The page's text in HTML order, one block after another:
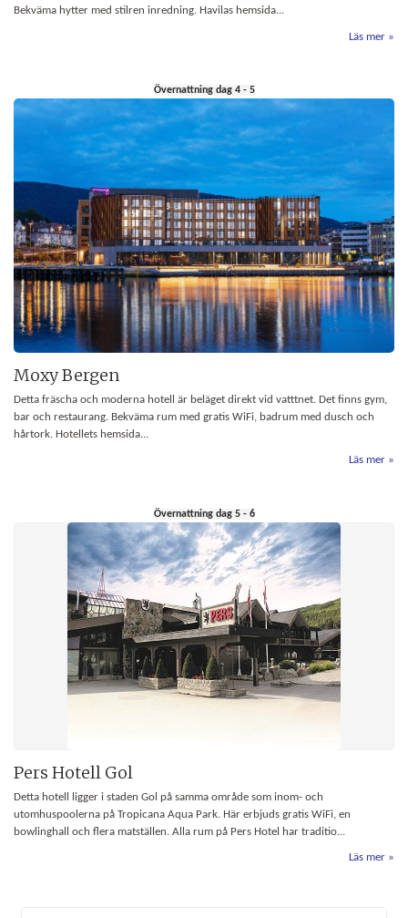
Bekväma hytter med stilren inredning. Havilas hemsida...
Läs mer
Övernattning dag 4 - 5
Moxy Bergen
Detta fräscha och moderna hotell är beläget direkt vid vatttnet. Det finns gym,
bar och restaurang. Bekväma rum med gratis WiFi, badrum med dusch och
hårtork. Hotellets hemsida...
Läs mer
Övernattning dag 5 - 6
Pers Hotell Gol
Detta hotell ligger i staden Gol på samma område som inom- och
utomhuspoolerna på Tropicana Aqua Park. Här erbjuds gratis WiFi, en
bowlinghall och flera matställen. Alla rum på Pers Hotel har traditio...
Läs mer